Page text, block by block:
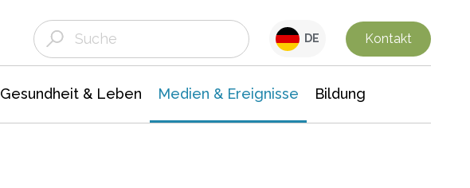
DE Kontakt
Gesundheit & Leben Medien & Ereignisse Bildung